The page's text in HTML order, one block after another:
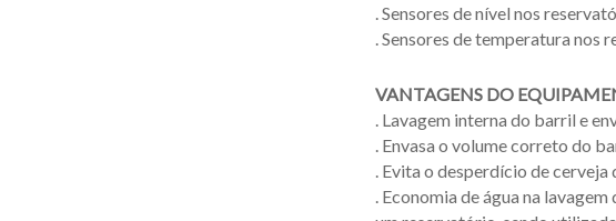
. Sensores de nível nos
. Sensores de temperatura nos
VANTAGENS DO
. Lavagem interna do barril e
. Envasa o volume correto do
. Evita o desperdício de cerveja
. Economia de água na